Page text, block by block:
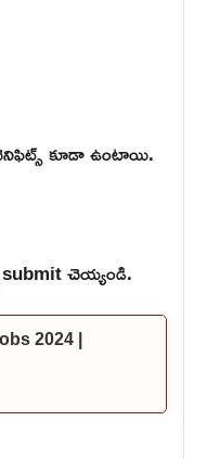
బెనిఫిట్స్ కూడా ఉంటాయి.
submit చెయ్యండి.
2024 |